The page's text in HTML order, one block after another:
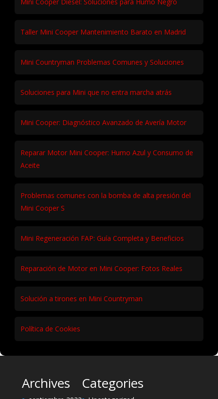
Taller Mini Cooper Mantenimiento Barato en Madrid
Mini Countryman Problemas Comunes y Soluciones
Soluciones para Mini que no entra marcha atrás
Mini Cooper: Diagnóstico Avanzado de Avería Motor
Reparar Motor Mini Cooper: Humo Azul y Consumo de
Aceite
Problemas comunes con la bomba de alta presión del
Mini Cooper S
Mini Regeneración FAP: Guía Completa y Beneficios
Reparación de Motor en Mini Cooper: Fotos Reales
Solución a tirones en Mini Countryman
Política de Cookies
Archives Categories